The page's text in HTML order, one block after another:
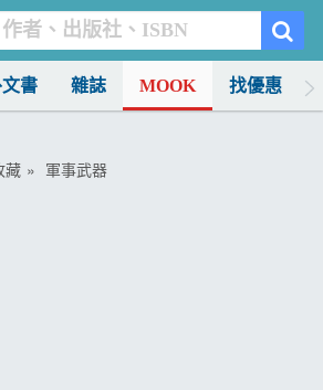
書 雜誌 MOOK 找優惠
藏 軍事武器